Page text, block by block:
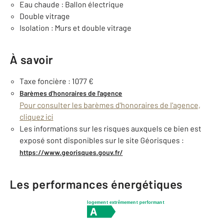
Eau chaude : Ballon électrique
Double vitrage
Isolation : Murs et double vitrage
À savoir
Taxe foncière : 1077 €
Barèmes d'honoraires de l'agence
Pour consulter les barèmes d'honoraires de l'agence,
cliquez ici
Les informations sur les risques auxquels ce bien est
exposé sont disponibles sur le site Géorisques :
https://www.georisques.gouv.fr/
Les performances énergétiques
logement extrêmement performant